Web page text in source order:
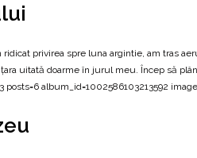
privirea spre luna argintie, am tras
uitată doarme în jurul meu. Încep să
album_id=1002586103213592